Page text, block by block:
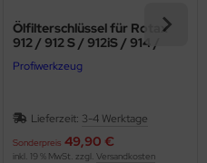
Ölfilterschlüssel für Rotax
912 / 912 S / 912iS / 914 /
Profiwerkzeug
Lieferzeit: 3-4 Werktage
Sonderpreis 49,90 €
inkl. 19 % MwSt. zzgl. Versandkosten